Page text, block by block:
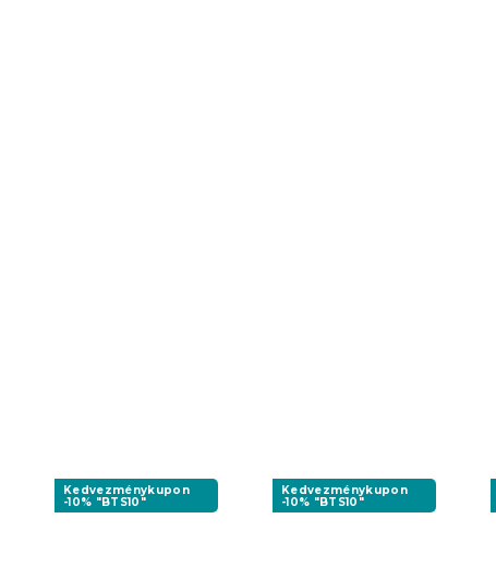
Kedvezménykupon
-10% "BTS10"
Kedvezménykupon
-10% "BTS10"